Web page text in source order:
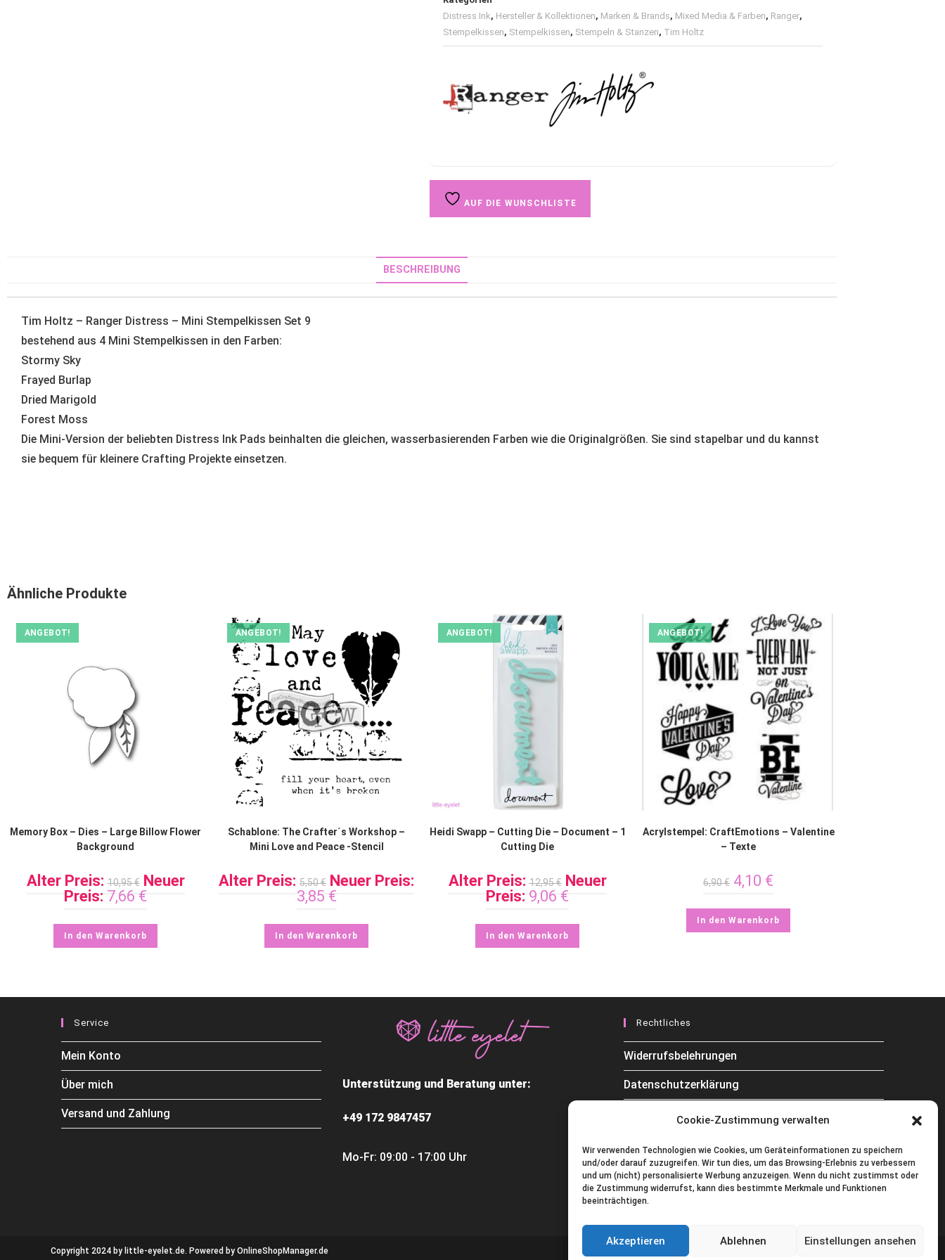
Cookie-Zustimmung verwalten
Wir verwenden Technologien wie Cookies, um Geräteinformationen zu speichern
und/oder darauf zuzugreifen. Wir tun dies, um das Browsing-Erlebnis zu verbessern
und um (nicht) personalisierte Werbung anzuzeigen. Wenn du nicht zustimmst oder
die Zustimmung widerrufst, kann dies bestimmte Merkmale und Funktionen
beeinträchtigen.
Akzeptieren Ablehnen Einstellungen ansehen
Distress Ink, Hersteller & Kollektionen, Marken & Brands, Mixed Media & Farben, Ranger,
Stempelkissen, Stempelkissen, Stempeln & Stanzen, Tim Holtz
AUF DIE WUNSCHLISTE
BESCHREIBUNG
Tim Holtz – Ranger Distress – Mini Stempelkissen Set 9
bestehend aus 4 Mini Stempelkissen in den Farben:
Stormy Sky
Frayed Burlap
Dried Marigold
Forest Moss
Die Mini-Version der beliebten Distress Ink Pads beinhalten die gleichen, wasserbasierenden Farben wie die Originalgrößen. Sie sind stapelbar und du kannst
sie bequem für kleinere Crafting Projekte einsetzen.
Ähnliche Produkte
ANGEBOT!
Memory Box – Dies – Large Billow Flower
Background
Alter Preis: 10,95€ Neuer
Preis: 7,66 €
In den Warenkorb
ANGEBOT!
Schablone: The Crafter´s Workshop –
Mini Love and Peace -Stencil
Alter Preis: 5,50€ Neuer Preis:
3,85 €
In den Warenkorb
ANGEBOT!
Heidi Swapp – Cutting Die – Document – 1
Cutting Die
Alter Preis: 12,95€ Neuer
Preis: 9,06 €
In den Warenkorb
ANGEBOT!
Acrylstempel: CraftEmotions – Valentine
– Texte
6,90€ 4,10 €
In den Warenkorb
Service
Mein Konto
Über mich
Versand und Zahlung
Unterstützung und Beratung unter:
+49 172 9847457
Mo-Fr: 09:00 - 17:00 Uhr
Rechtliches
Widerrufsbelehrungen
Datenschutzerklärung
Cookie-Richtlinie (EU)
Kontakt
Copyright 2024 by little-eyelet.de. Powered by OnlineShopManager.de